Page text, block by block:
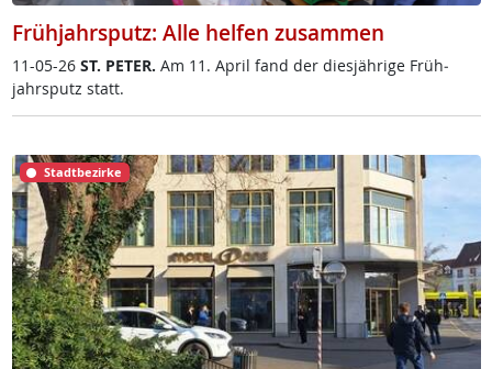
Frühjahrsputz: Alle helfen zusammen
11-05-26 ST. PE­TER. Am 11. April fand der dies­jäh­ri­ge Früh­
jahrs­putz statt.
Stadtbezirke